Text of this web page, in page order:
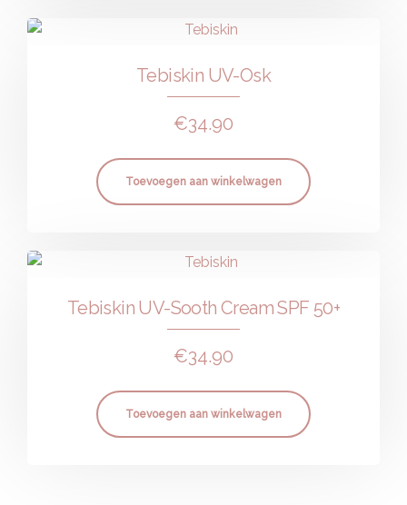
Tebiskin UV-Osk
€34.90
Toevoegen aan winkelwagen
Tebiskin UV-Sooth Cream SPF 50+
€34.90
Toevoegen aan winkelwagen